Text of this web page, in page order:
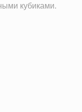
кубиками.